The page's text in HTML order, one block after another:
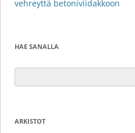
o
k
selaus
vehreyttä betoniviidakkoon
HAE SANALLA
ARKISTOT